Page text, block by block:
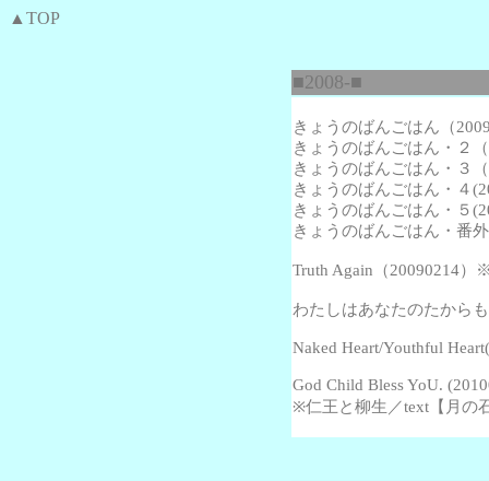
▲TOP
■2008-■
きょうのばんごはん（
きょうのばんごはん・２
きょうのばんごはん・３
きょうのばんごはん・４
きょうのばんごはん・５
きょうのばんごはん・番
Truth Again （20090214）
わたしはあなたのたから
Naked Heart/Youthful
God Child Bless YoU.
※仁王と柳生／text【月の